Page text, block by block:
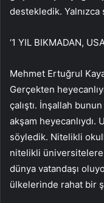
destekledik. Yalnızca
‘1 YIL BIKMADAN,
Mehmet Ertuğrul
Gerçekten
çalıştı. İnşallah bunun
akşam heyecanlıydı.
söyledik. Nitelikli
nitelikli
dünya vatandaşı
ülkelerinde rahat bir